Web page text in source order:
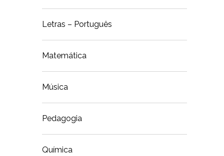
Letras – Português
Matemática
Música
Pedagogia
Química